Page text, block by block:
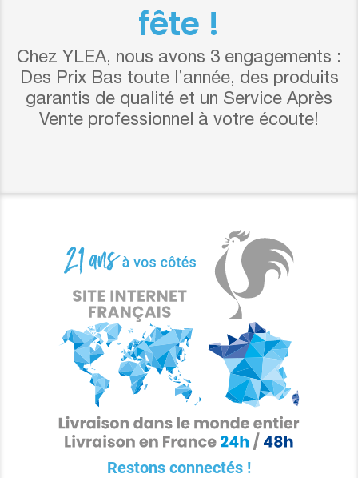
fête !
Chez YLEA, nous avons 3 engagements :
Des Prix Bas toute l’année, des produits
garantis de qualité et un Service Après
Vente professionnel à votre écoute!
Restons connectés !